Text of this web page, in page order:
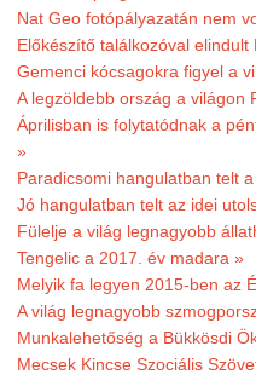
Nat Geo fotópályazatán nem
Előkészítő találkozóval
Gemenci kócsagokra figyel a
A legzöldebb ország a világon
Áprilisban is folytatódnak a
»
Paradicsomi hangulatban telt
Jó hangulatban telt az idei
Fülelje a világ legnagyobb
Tengelic a 2017. év madara »
Melyik fa legyen 2015-ben az
A világ legnagyobb
Munkalehetőség a Bükkösdi
Mecsek Kincse Szociális